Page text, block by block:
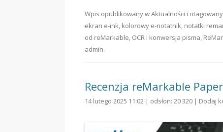
Wpis opublikowany wAktualności i otagowany
ekran e-ink, kolorowy e-notatnik, notatki
od reMarkable, OCR i konwersja pisma,
admin.
Recenzja reMarkable
14 lutego 2025 11:02 | odsłon: 20 320 | Dodaj